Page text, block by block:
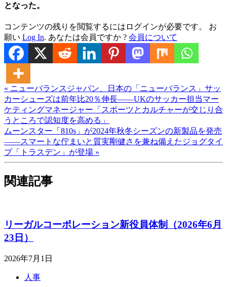
となった。
コンテンツの残りを閲覧するにはログインが必要です。 お
願い Log In. あなたは会員ですか ? 会員について
« ニューバランスジャパン、日本の「ニューバランス」サッ
カーシューズは前年比20％伸長――UKのサッカー担当マー
ケティングマネージャー「スポーツとカルチャーが交じり合
うところで認知度を高める」
ムーンスター「810s」が2024年秋冬シーズンの新製品を発売
――スマートな佇まいと質実剛健さを兼ね備えたジョグタイ
プ「トラスデン」が登場 »
関連記事
リーガルコーポレーション新役員体制（2026年6月
23日）
2026年7月1日
人事